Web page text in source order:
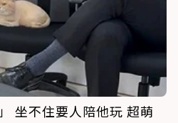
坐不住要人陪他玩 超萌